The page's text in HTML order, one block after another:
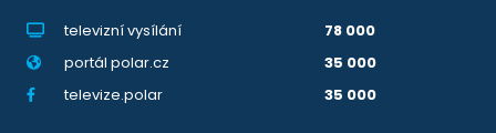
televizní vysílání
78 000
portál polar.cz
35 000
televize.polar
35 000